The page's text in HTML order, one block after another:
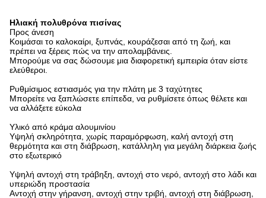
Ηλιακή πολυθρόνα πισίνας
Προς άνεση
Κοιμάσαι το καλοκαίρι, ξυπνάς, κουράζεσαι από τη ζωή, και
πρέπει να ξέρεις πώς να την απολαμβάνεις.
Μπορούμε να σας δώσουμε μια διαφορετική εμπειρία όταν είστε
ελεύθεροι.
Ρυθμίσιμος εστιασμός για την πλάτη με 3 ταχύτητες
Μπορείτε να ξαπλώσετε επίπεδα, να ρυθμίσετε όπως θέλετε και
να αλλάξετε εύκολα
Υλικό από κράμα αλουμινίου
Υψηλή σκληρότητα, χωρίς παραμόρφωση, καλή αντοχή στη
θερμότητα και στη διάβρωση, κατάλληλη για μεγάλη διάρκεια ζωής
στο εξωτερικό
Υψηλή αντοχή στη τράβηξη, αντοχή στο νερό, αντοχή στο λάδι και
υπεριώδη προστασία
Αντοχή στην γήρανση, αντοχή στην τριβή, αντοχή στη διάβρωση,